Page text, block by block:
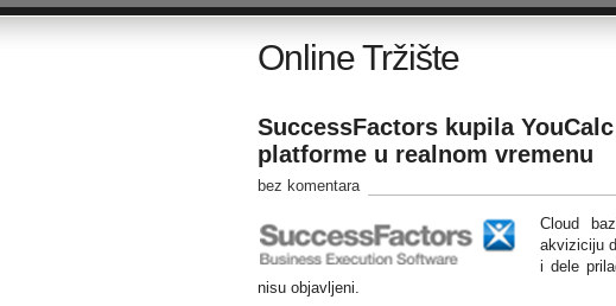
Online Tržište
SuccessFactors kupila
platforme u realnom vremenu
bez komentara
Cloud
akviziciju
i dele
nisu objavljeni.